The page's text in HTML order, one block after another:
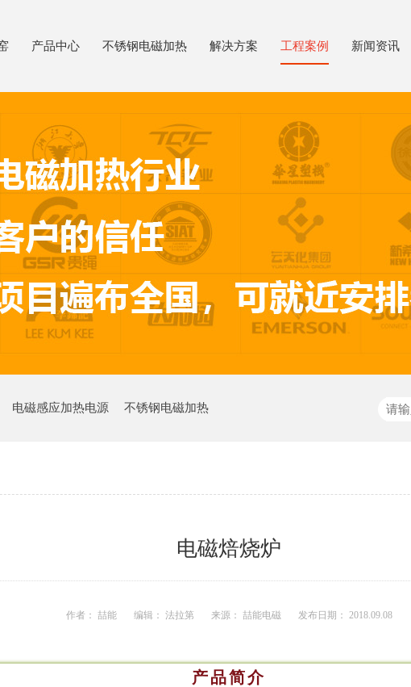
产品中心 不锈钢电磁加热 解决方案 工程案例 新闻资讯
电磁感应加热电源 不锈钢电磁加热
电磁焙烧炉
作者： 喆能 编辑： 法拉第 来源： 喆能电磁 发布日期： 2018.09.08
产品简介